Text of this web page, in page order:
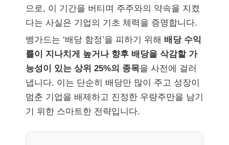
으로, 이 기간을 버티며 주주와의 약속을 지켰
다는 사실은 기업의 기초 체력을 증명합니다.
뱅가드는 ‘배당 함정’을 피하기 위해 배당 수익
률이 지나치게 높거나 향후 배당을 삭감할 가
능성이 있는 상위 25%의 종목을 사전에 걸러
냅니다. 이는 단순히 배당만 많이 주고 성장이
멈춘 기업을 배제하고 진정한 우량주만을 남기
기 위한 스마트한 전략입니다.